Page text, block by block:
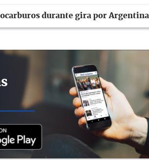
durante gira por Argentina